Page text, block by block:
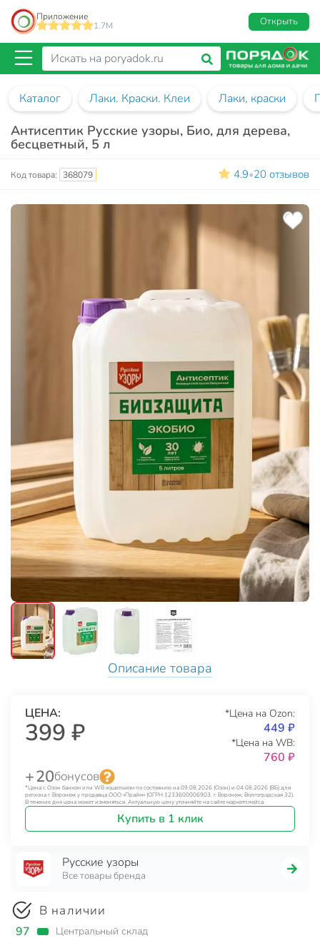
Приложение
1.7M
Открыть
Каталог Лаки. Краски. Клеи Лаки, краски
Антисептик Русские узоры, Био, для дерева,
бесцветный, 5 л
Код товара: 368079 4.9•20 отзывов
Описание товара
ЦЕНА:
399 ₽
*Цена на Ozon:
449 ₽
*Цена на WB:
760 ₽
+ 20бонусов
*Цена с Озон банком или WB кошельком по состоянию на 09.08.2026 (Озон) и 04.08.2026 (ВБ) для
региона г. Воронеж у продавца ООО «Прайм» (ОГРН 1233600006903, г. Воронеж, Волгоградская 32).
В течение дня цена может изменяться. Актуальную цену уточняйте на сайте маркетплейса.
Купить в 1 клик
Русские узоры
Все товары бренда
В наличии
97 Центральный склад